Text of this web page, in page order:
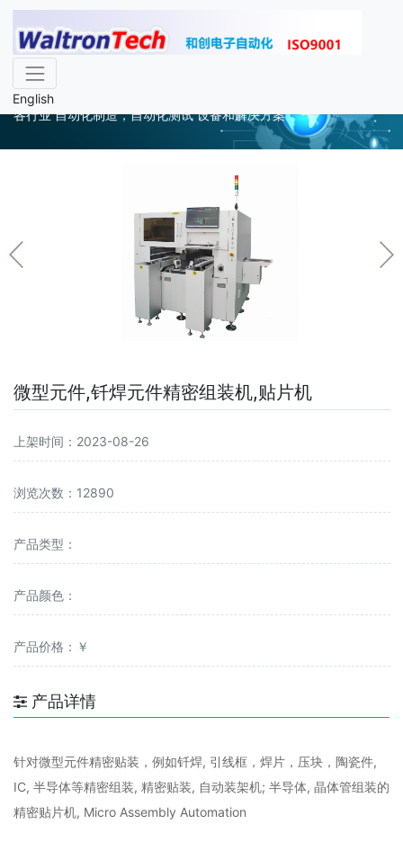
English
自动化设备
各行业 自动化制造，自动化测试 设备和解决方案
微型元件,钎焊元件精密组装机,贴片机
上架时间：2023-08-26
浏览次数：12890
产品类型：
产品颜色：
产品价格：￥
产品详情
针对微型元件精密贴装，例如钎焊, 引线框，焊片，压块，陶瓷件,
IC, 半导体等精密组装, 精密贴装, 自动装架机; 半导体, 晶体管组装的
精密贴片机, Micro Assembly Automation